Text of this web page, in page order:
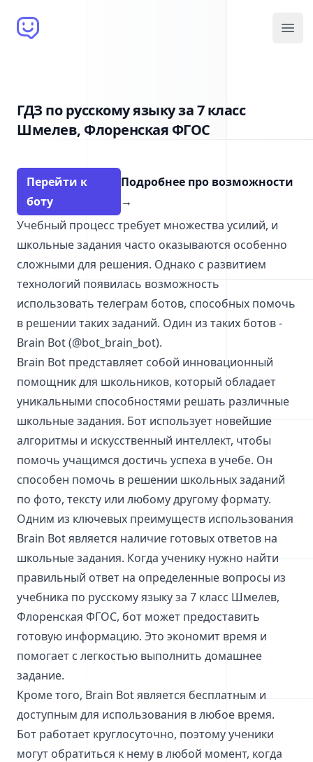
Brain Bot
ГДЗ по русскому языку за 7 класс
Шмелев, Флоренская ФГОС
Перейти к
боту
Подробнее про возможности
→
Учебный процесс требует множества усилий, и
школьные задания часто оказываются особенно
сложными для решения. Однако с развитием
технологий появилась возможность
использовать телеграм ботов, способных помочь
в решении таких заданий. Один из таких ботов -
Brain Bot (@bot_brain_bot).
Brain Bot представляет собой инновационный
помощник для школьников, который обладает
уникальными способностями решать различные
школьные задания. Бот использует новейшие
алгоритмы и искусственный интеллект, чтобы
помочь учащимся достичь успеха в учебе. Он
способен помочь в решении школьных заданий
по фото, тексту или любому другому формату.
Одним из ключевых преимуществ использования
Brain Bot является наличие готовых ответов на
школьные задания. Когда ученику нужно найти
правильный ответ на определенные вопросы из
учебника по русскому языку за 7 класс Шмелев,
Флоренская ФГОС, бот может предоставить
готовую информацию. Это экономит время и
помогает с легкостью выполнить домашнее
задание.
Кроме того, Brain Bot является бесплатным и
доступным для использования в любое время.
Бот работает круглосуточно, поэтому ученики
могут обратиться к нему в любой момент, когда